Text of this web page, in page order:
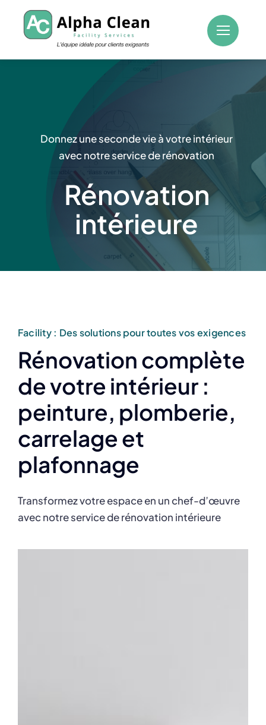
Passer
contenu
Donnez une seconde vie à votre intérieur
avec notre service de rénovation
Rénovation
intérieure
Facility : Des solutions pour toutes vos exigences
Rénovation complète
de votre intérieur :
peinture, plomberie,
carrelage et
plafonnage
Transformez votre espace en un chef-d’œuvre
avec notre service de rénovation intérieure